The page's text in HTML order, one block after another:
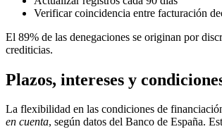
Verificar coincidencia entre facturación
El 89% de las denegaciones se originan por
crediticias.
Plazos, intereses y
La flexibilidad en las condiciones de
en cuenta, según datos del Banco de España.